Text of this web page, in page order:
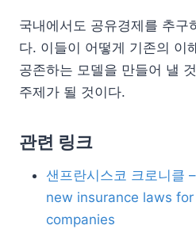
국내에서도 공유경제를 추구
다. 이들이 어떻게 기존의 이
공존하는 모델을 만들어 낼
주제가 될 것이다.
관련 링크
샌프란시스코 크로니클
new insurance laws
companies